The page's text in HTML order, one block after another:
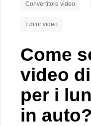
Convertitore video
Editor video
Come
video
per i
in auto?